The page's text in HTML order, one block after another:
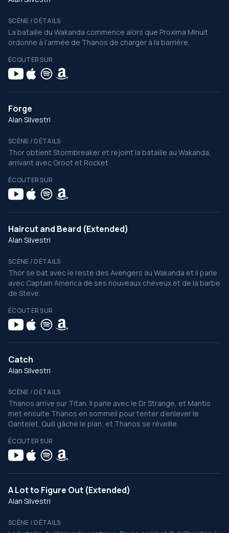
SCÈNE / DÉTAILS
La bataille du Wakanda commence alors que Proxima Minuit
ordonne à l’armée de Thanos de charger à la barrière.
ÉCOUTER SUR
Forge
Alan Silvestri
SCÈNE / DÉTAILS
Thor obtient Stormbreaker et rejoint la bataille au Wakanda,
arrivant avec Groot et Rocket.
ÉCOUTER SUR
Haircut and Beard (Extended)
Alan Silvestri
SCÈNE / DÉTAILS
Thor se bat avec le reste des Avengers au Wakanda et il parle
avec Captain America de ses nouveaux cheveux et de la barbe
de Steve.
ÉCOUTER SUR
Catch
Alan Silvestri
SCÈNE / DÉTAILS
Thanos arrive sur Titan. Il parle avec le Dr Strange, et Mantis
met ensuite Thanos en sommeil pour tenter d’enlever le
Gantelet. Quill gâche le plan, et Thanos se réveille.
ÉCOUTER SUR
A Lot to Figure Out (Extended)
Alan Silvestri
SCÈNE / DÉTAILS